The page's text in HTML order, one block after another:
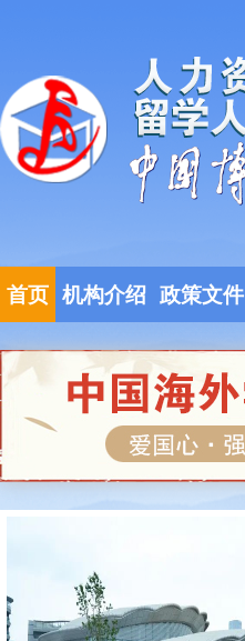
首页 机构介绍 政策文件